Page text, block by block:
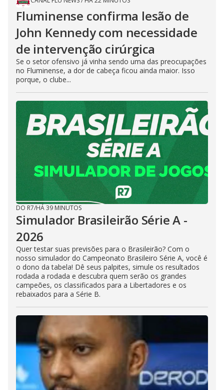
Fluminense confirma lesão de
John Kennedy com necessidade
de intervenção cirúrgica
Se o setor ofensivo já vinha sendo uma das preocupações
no Fluminense, a dor de cabeça ficou ainda maior. Isso
porque, o clube...
DO R7/HÁ 39 MINUTOS
Simulador Brasileirão Série A -
2026
Quer testar suas previsões para o Brasileirão? Com o
nosso simulador do Campeonato Brasileiro Série A, você é
o dono da tabela! Dê seus palpites, simule os resultados
rodada a rodada e descubra quem serão os grandes
campeões, os classificados para a Libertadores e os
rebaixados para a Série B.